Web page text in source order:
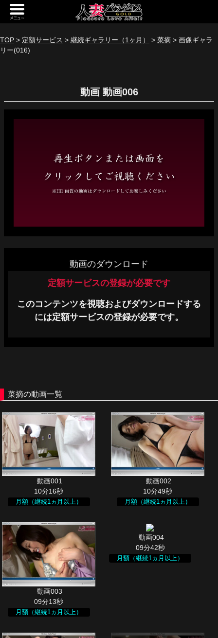
新規会員登録 ログイン
[定額] メインギャラリー
[定額] 人妻楽園ギャラリー
[定額] 継続1カ月ギャラリー
[定額] 継続3カ月ギャラリー
[定額] 継続6カ月ギャラリー
TOP > 定額サービス > 継続ギャラリー（1ヶ月） > 菜摘 > 画像ギャラ
リー(016)
動画
動画のダウンロード
定額サービスの登録が必要です
このコンテンツを視聴およびダウンロードする
には定額サービスの登録が必要です。
菜摘の動画一覧
10分16秒
月額（継続1ヵ月以上）
10分49秒
月額（継続1ヵ月以上）
09分13秒
月額（継続1ヵ月以上）
09分42秒
月額（継続1ヵ月以上）